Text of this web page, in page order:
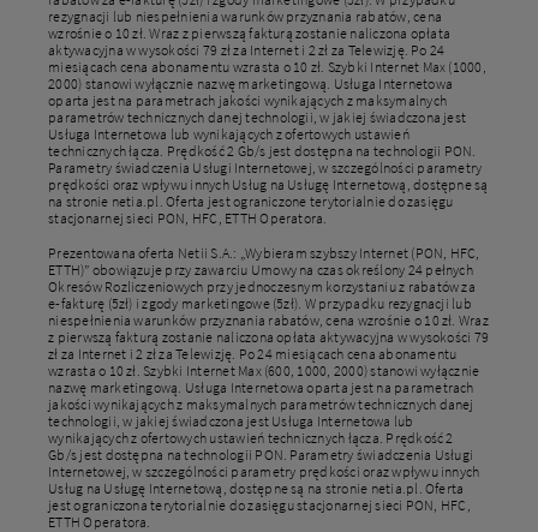
rezygnacji lub niespełnienia warunków przyznania rabatów, cena
wzrośnie o 10 zł. Wraz z pierwszą fakturą zostanie naliczona opłata
aktywacyjna w wysokości 79 zł za Internet i 2 zł za Telewizję. Po 24
miesiącach cena abonamentu wzrasta o 10 zł. Szybki Internet Max (1000,
2000) stanowi wyłącznie nazwę marketingową. Usługa Internetowa
oparta jest na parametrach jakości wynikających z maksymalnych
parametrów technicznych danej technologii, w jakiej świadczona jest
Usługa Internetowa lub wynikających z ofertowych ustawień
technicznych łącza. Prędkość 2 Gb/s jest dostępna na technologii PON.
Parametry świadczenia Usługi Internetowej, w szczególności parametry
prędkości oraz wpływu innych Usług na Usługę Internetową, dostępne są
na stronie netia.pl. Oferta jest ograniczone terytorialnie do zasięgu
stacjonarnej sieci PON, HFC, ETTH Operatora.
Prezentowana oferta Netii S.A.: „Wybieram szybszy Internet (PON, HFC,
ETTH)” obowiązuje przy zawarciu Umowy na czas określony 24 pełnych
Okresów Rozliczeniowych przy jednoczesnym korzystaniu z rabatów za
e-fakturę (5zł) i zgody marketingowe (5zł). W przypadku rezygnacji lub
niespełnienia warunków przyznania rabatów, cena wzrośnie o 10 zł. Wraz
z pierwszą fakturą zostanie naliczona opłata aktywacyjna w wysokości 79
zł za Internet i 2 zł za Telewizję. Po 24 miesiącach cena abonamentu
wzrasta o 10 zł. Szybki Internet Max (600, 1000, 2000) stanowi wyłącznie
nazwę marketingową. Usługa Internetowa oparta jest na parametrach
jakości wynikających z maksymalnych parametrów technicznych danej
technologii, w jakiej świadczona jest Usługa Internetowa lub
wynikających z ofertowych ustawień technicznych łącza. Prędkość 2
Gb/s jest dostępna na technologii PON. Parametry świadczenia Usługi
Internetowej, w szczególności parametry prędkości oraz wpływu innych
Usług na Usługę Internetową, dostępne są na stronie netia.pl. Oferta
jest ograniczona terytorialnie do zasięgu stacjonarnej sieci PON, HFC,
ETTH Operatora.